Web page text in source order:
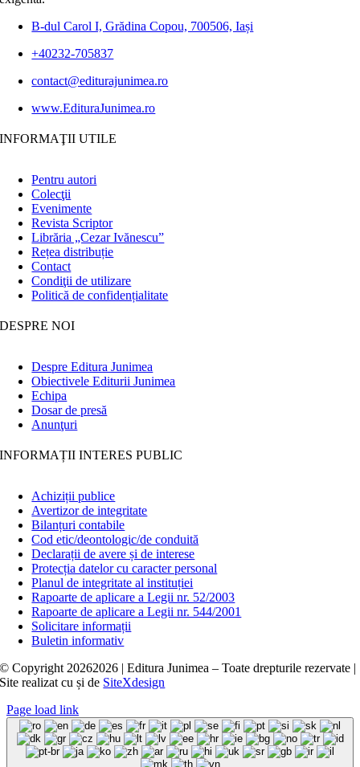
B-dul Carol I, Grădina Copou, 700506, Iași
+40232-705837
contact@editurajunimea.ro
www.EdituraJunimea.ro
INFORMAŢII UTILE
Pentru autori
Colecţii
Evenimente
Revista Scriptor
Librăria „Cezar Ivănescu”
Rețea distribuție
Contact
Condiţii de utilizare
Politică de confidențialitate
DESPRE NOI
Despre Editura Junimea
Obiectivele Editurii Junimea
Echipa
Dosar de presă
Anunţuri
INFORMAȚII INTERES PUBLIC
Achiziții publice
Avertizor de integritate
Bilanțuri contabile
Cod etic/deontologic/de conduită
Declarații de avere și de interese
Protecția datelor cu caracter personal
Planul de integritate al instituției
Rapoarte de aplicare a Legii nr. 52/2003
Rapoarte de aplicare a Legii nr. 544/2001
Solicitare informații
Buletin informativ
© Copyright 20262026 | Editura Junimea – Toate drepturile rezervate |
Site realizat cușide SiteXdesign
Page load link